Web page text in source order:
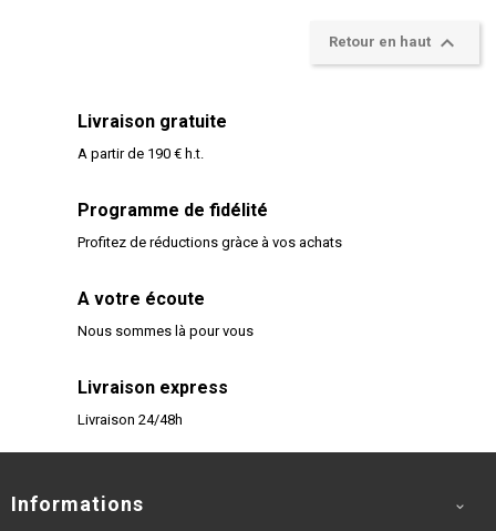
Retour en haut 
Livraison gratuite
A partir de 190 € h.t.
Programme de fidélité
Profitez de réductions gràce à vos achats
A votre écoute
Nous sommes là pour vous
Livraison express
Livraison 24/48h
Informations 